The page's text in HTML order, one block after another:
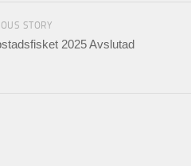
STORY
2025 Avslutad